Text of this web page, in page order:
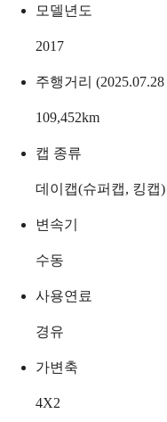
모델년도
2017
주행거리
109,452km
캡 종류
데이캡(슈퍼캡, 킹캡)
변속기
수동
사용연료
경유
가변축
4X2